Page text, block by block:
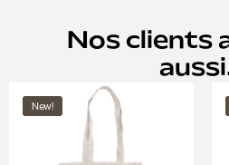
Nos clients
New!